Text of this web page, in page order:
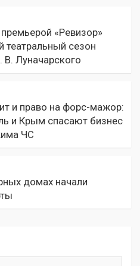
«Ревизор»
театральный сезон
В. Луначарского
и право на форс-мажор:
и Крым спасают бизнес
ЧС
домах начали